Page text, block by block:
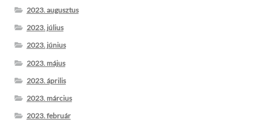
2023. augusztus
2023. július
2023. június
2023. május
2023. április
2023. március
2023. február